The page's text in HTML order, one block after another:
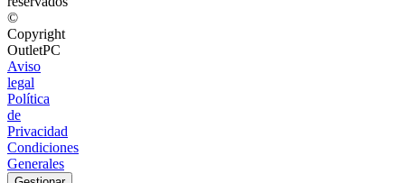
©
Copyright
OutletPC
Aviso
legal
Política
de
Privacidad
Condiciones
Generales